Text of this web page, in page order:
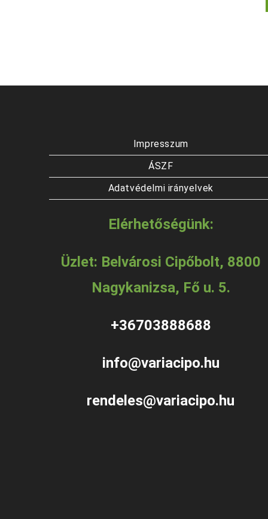
Impresszum
ÁSZF
Adatvédelmi irányelvek
Elérhetőségünk:
Üzlet: Belvárosi Cipőbolt, 8800
Nagykanizsa, Fő u. 5.
+36703888688
info@variacipo.hu
rendeles@variacipo.hu